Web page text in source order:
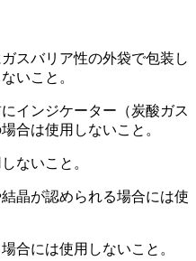
スバリア性の外袋で包装し
いこと。
インジケーター（炭酸ガス
合は使用しないこと。
ないこと。
晶が認められる場合には使
合には使用しないこと。